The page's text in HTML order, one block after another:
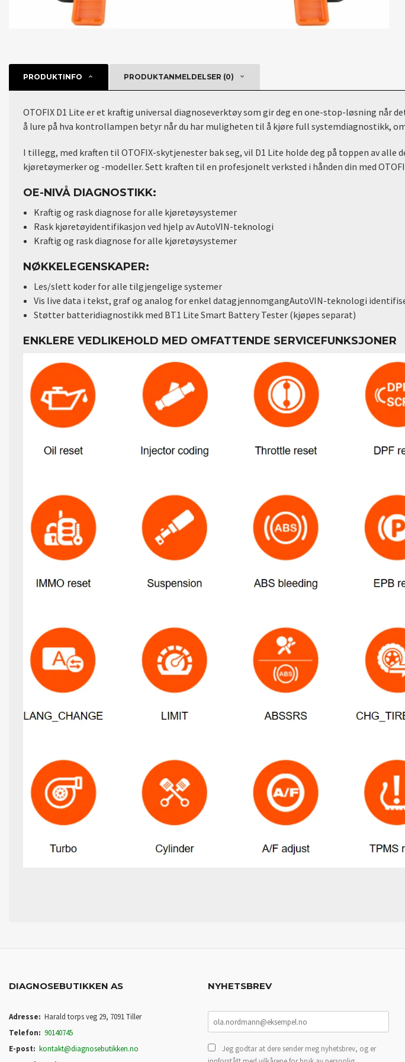
PRODUKTINFO PRODUKTANMELDELSER (0)
OTOFIX D1 Lite er et kraftig universal diagnoseverktøy som gir deg en one-stop-løsning når
å lure på hva kontrollampen betyr når du har muligheten til å kjøre full systemdiagnostikk,
I tillegg, med kraften til OTOFIX-skytjenester bak seg, vil D1 Lite holde deg på toppen av
kjøretøymerker og -modeller. Sett kraften til en profesjonelt verksted i hånden din med
OE-NIVÅ DIAGNOSTIKK:
Kraftig og rask diagnose for alle kjøretøysystemer
Rask kjøretøyidentifikasjon ved hjelp av AutoVIN-teknologi
Kraftig og rask diagnose for alle kjøretøysystemer
NØKKELEGENSKAPER:
Les/slett koder for alle tilgjengelige systemer
Vis live data i tekst, graf og analog for enkel datagjennomgangAutoVIN-teknologi
Støtter batteridiagnostikk med BT1 Lite Smart Battery Tester (kjøpes separat)
ENKLERE VEDLIKEHOLD MED OMFATTENDE SERVICEFUNKSJONER
DIAGNOSEBUTIKKEN AS
Adresse: Harald torps veg 29, 7091 Tiller
Telefon: 90140745
E-post: kontakt@diagnosebutikken.no
NYHETSBREV
Jeg godtar at dere sender meg nyhetsbrev, og er